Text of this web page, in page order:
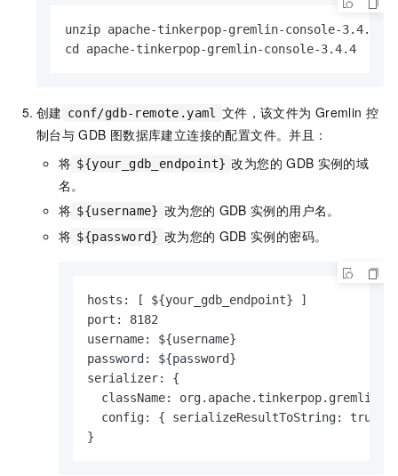
unzip apache-tinkerpop-gremlin-console-3.4.4-
cd apache-tinkerpop-gremlin-console-3.4.4
创建 conf/gdb-remote.yaml 文件，该文件为 Gremlin 控
制台与 GDB 图数据库建立连接的配置文件。并且：
将 ${your_gdb_endpoint} 改为您的 GDB 实例的域
名。
将 ${username} 改为您的 GDB 实例的用户名。
将 ${password} 改为您的 GDB 实例的密码。
hosts: [ ${your_gdb_endpoint} ]
port: 8182
username: ${username}
password: ${password}
serializer: {
className:
  config: { serializeResultToString: true }
}